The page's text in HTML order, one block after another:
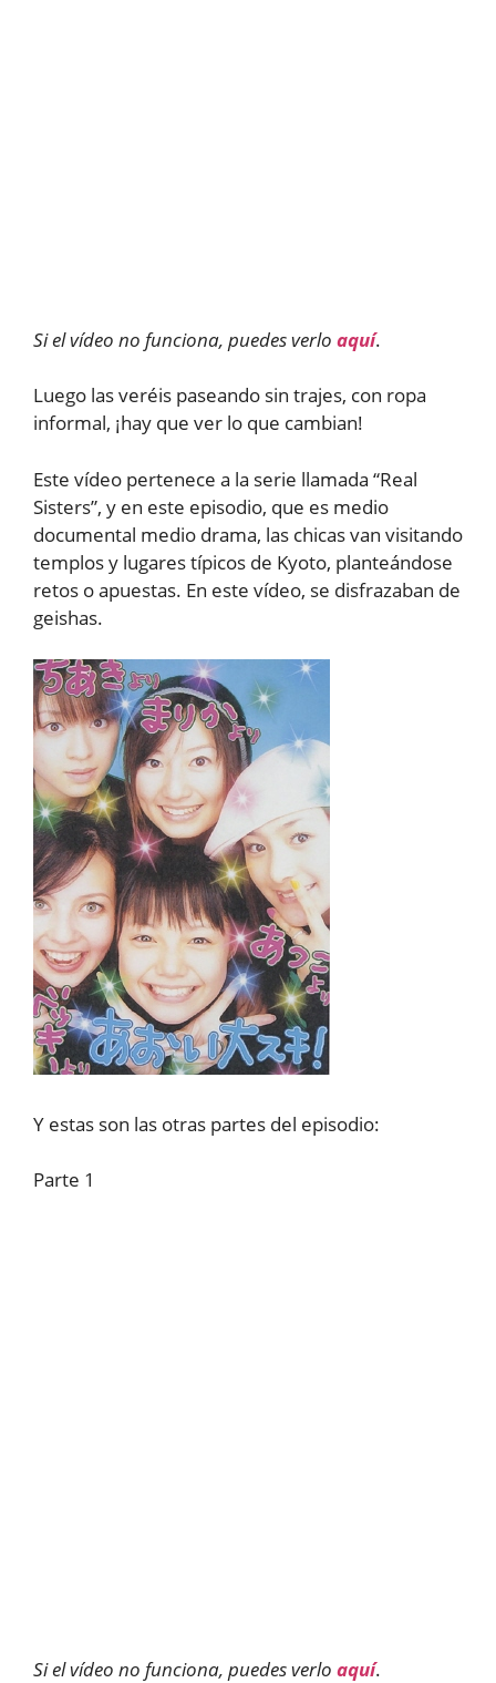
Si el vídeo no funciona, puedes verlo aquí.
Luego las veréis paseando sin trajes, con ropa
informal, ¡hay que ver lo que cambian!
Este vídeo pertenece a la serie llamada “Real
Sisters”, y en este episodio, que es medio
documental medio drama, las chicas van visitando
templos y lugares típicos de Kyoto, planteándose
retos o apuestas. En este vídeo, se disfrazaban de
geishas.
Y estas son las otras partes del episodio:
Parte 1
Si el vídeo no funciona, puedes verlo aquí.